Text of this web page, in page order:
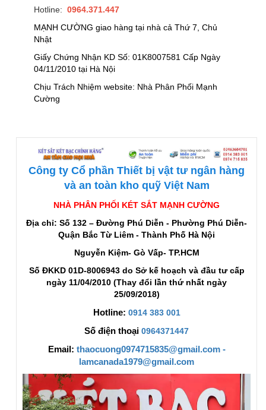
Hotline: 0964.371.447
MẠNH CƯỜNG giao hàng tại nhà cả Thứ 7, Chủ
Nhật
Giấy Chứng Nhận KD Số: 01K8007581 Cấp Ngày
04/11/2010 tại Hà Nội
Chịu Trách Nhiệm website: Nhà Phân Phối Mạnh
Cường
Công ty Cổ phần Thiết bị vật tư ngân hàng
và an toàn kho quỹ Việt Nam
NHÀ PHÂN PHỐI KÉT SẮT MẠNH CƯỜNG
Địa chỉ: Số 132 – Đường Phú Diễn - Phường Phú Diễn-
Quận Bắc Từ Liêm - Thành Phố Hà Nội
Nguyễn Kiệm- Gò Vấp- TP.HCM
Số ĐKKD 01D-8006943 do Sở kế hoạch và đầu tư cấp
ngày 11/04/2010 (Thay đổi lần thứ nhất ngày
25/09/2018)
Hotline: 0914 383 001
Số điện thoại 0964371447
Email: thaocuong0974715835@gmail.com -
lamcanada1979@gmail.com